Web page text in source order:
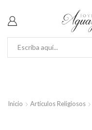
Inicio Artículos Religiosos